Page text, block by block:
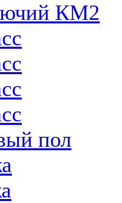
КМ2
пол